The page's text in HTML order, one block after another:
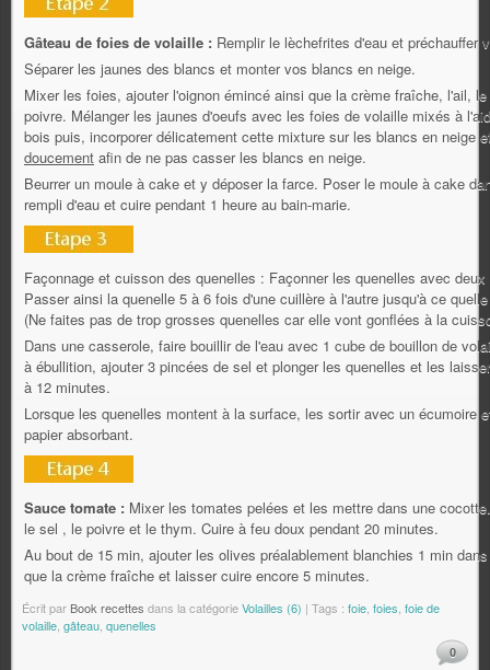
Gâteau de foies de volaille : Remplir le lèchefrites d'eau et préchauffer
Séparer les jaunes des blancs et monter vos blancs en neige.
Mixer les foies, ajouter l'oignon émincé ainsi que la crème fraîche, l'ail,
poivre. Mélanger les jaunes d'oeufs avec les foies de volaille mixés à
bois puis, incorporer délicatement cette mixture sur les blancs en neige
doucement afin de ne pas casser les blancs en neige.
Beurrer un moule à cake et y déposer la farce. Poser le moule à cake
rempli d'eau et cuire pendant 1 heure au bain-marie.
Façonnage et cuisson des quenelles : Façonner les quenelles avec
Passer ainsi la quenelle 5 à 6 fois d'une cuillère à l'autre jusqu'à ce
(Ne faites pas de trop grosses quenelles car elle vont gonflées à la
Dans une casserole, faire bouillir de l'eau avec 1 cube de bouillon de
à ébullition, ajouter 3 pincées de sel et plonger les quenelles et les
à 12 minutes.
Lorsque les quenelles montent à la surface, les sortir avec un écumoire
papier absorbant.
Sauce tomate : Mixer les tomates pelées et les mettre dans une
le sel , le poivre et le thym. Cuire à feu doux pendant 20 minutes.
Au bout de 15 min, ajouter les olives préalablement blanchies 1 min
que la crème fraîche et laisser cuire encore 5 minutes.
Écrit par Book recettes dans la catégorieVolailles (6) | Tags : foie foies foie de
volaille gâteau quenelles
0